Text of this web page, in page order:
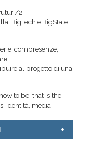
2 –
BigTech e BigState.
compresenze,
al progetto di una
to be: that is the
identità, media